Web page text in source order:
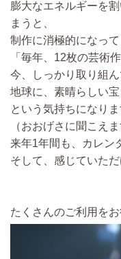
膨大なエネルギーを
まうと、
制作に消極的になっ
「毎年、12枚の芸術
今、しっかり取り組ん
地球に、素晴らしい宝
という気持ちになりま
（おおげさに聞こえ
来年1年間も、カレン
そして、感じていただ
たくさんのご利用を